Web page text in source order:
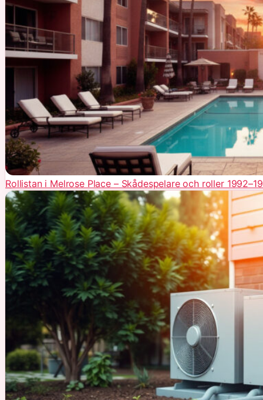
Rollistan i Melrose Place – Skådespelare och roller